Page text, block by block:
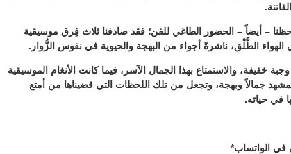
– أيضاً – الحضور الطاغي للفن؛ فقد صادفنا ثلاث فِرق موسيقية
الهواء الطَّلْق، ناشرةً أجواء من البهجة والحيوية في نفوس الزُّوار.
خفيفة، والاستمتاع بهذا الجمال الآسر، فيما كانت الأنغام الموسيقية
جمالاً وبهجة، وتجعل من تلك اللحظات التي قضيناها من أمتع
في حياته.
في الواتساب*